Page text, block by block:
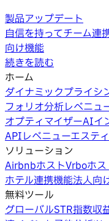
製品アップデート
自信を持ってチーム連
向け機能
続きを読む
ホーム
ダイナミックプライシ
フォリオ分析レベニュ
オプティマイザーAIイ
APIレベニューエステ
ソリューション
AirbnbホストVrboホス
ホテル連携機能法人向
無料ツール
グローバルSTR指数収